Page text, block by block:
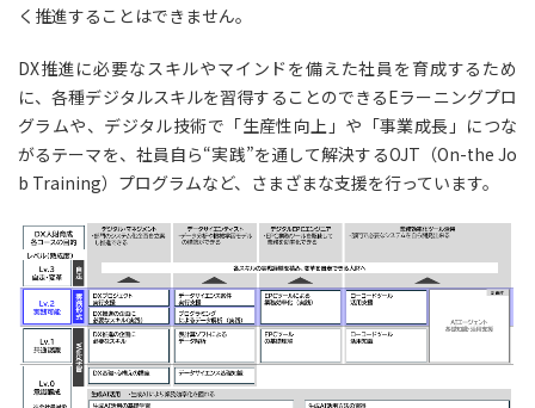
く推進することはできません。
DX推進に必要なスキルやマインドを備えた社員を育成するため
に、各種デジタルスキルを習得することのできるEラーニングプロ
グラムや、デジタル技術で「生産性向上」や「事業成長」につな
がるテーマを、社員自ら“実践”を通して解決するOJT（On-the Jo
b Training）プログラムなど、さまざまな支援を行っています。